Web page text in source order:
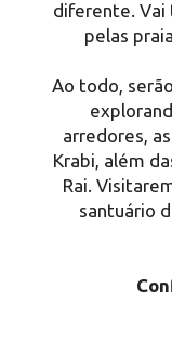
diferente. Vai
pelas
Ao todo,
arredores,
Krabi, além
Rai.
santuário